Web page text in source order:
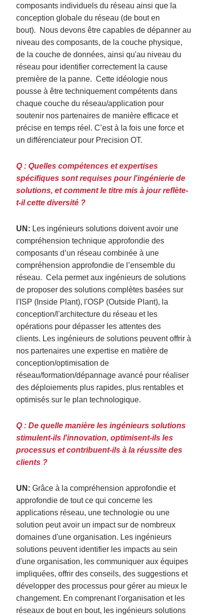
composants individuels du réseau ainsi que la
conception globale du réseau (de bout en
bout). Nous devons être capables de dépanner au
niveau des composants, de la couche physique,
de la couche de données, ainsi qu'au niveau du
réseau pour identifier correctement la cause
première de la panne.Cette idéologie nous
pousse à être techniquement compétents dans
chaque couche du réseau/application pour
soutenir nos partenaires de manière efficace et
précise en temps réel. C’est à la fois une force et
un différenciateur pour Precision OT.
Q : Quelles compétences et expertises
spécifiques sont requises pour l'ingénierie de
solutions, et comment le titre mis à jour reflète-
t-il cette diversité ?
UN: Les ingénieurs solutions doivent avoir une
compréhension technique approfondie des
composants d’un réseau combinée à une
compréhension approfondie de l’ensemble du
réseau.Cela permet aux ingénieurs de solutions
de proposer des solutions complètes basées sur
l'ISP (Inside Plant), l'OSP (Outside Plant), la
conception/l'architecture du réseau et les
opérations pour dépasser les attentes des
clients. Les ingénieurs de solutions peuvent offrir à
nos partenaires une expertise en matière de
conception/optimisation de
réseau/formation/dépannage avancé pour réaliser
des déploiements plus rapides, plus rentables et
optimisés sur le plan technologique.
Q : De quelle manière les ingénieurs solutions
stimulent-ils l'innovation, optimisent-ils les
processus et contribuent-ils à la réussite des
clients ?
UN: Grâce à la compréhension approfondie et
approfondie de tout ce qui concerne les
applications réseau, une technologie ou une
solution peut avoir un impact sur de nombreux
domaines d'une organisation. Les ingénieurs
solutions peuvent identifier les impacts au sein
d'une organisation, les communiquer aux équipes
impliquées, offrir des conseils, des suggestions et
développer des processus pour gérer au mieux le
changement. En comprenant l'organisation et les
réseaux de bout en bout, les ingénieurs solutions